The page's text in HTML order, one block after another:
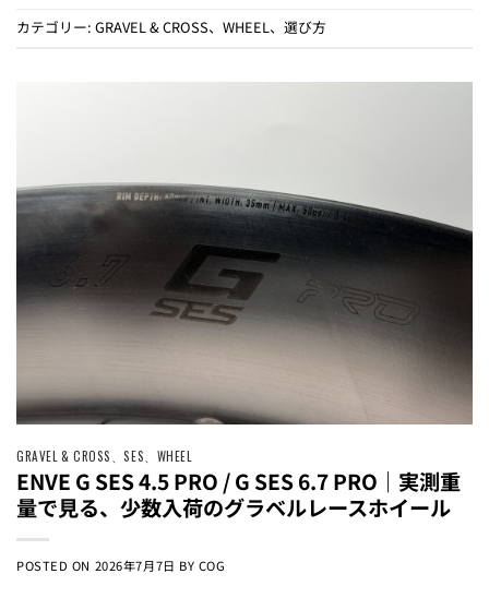
カテゴリー: GRAVEL & CROSS、 WHEEL、 選び方
GRAVEL & CROSS 、SES WHEEL
ENVE G SES 4.5 PRO / G SES 6.7 PRO｜実測重
量で見る、少数入荷のグラベルレースホイール
POSTED ON 2026年7月7日 BY COG